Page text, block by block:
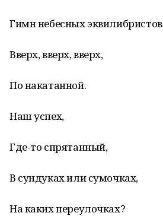
Гимн небесных эквилибристов
Вверх, вверх, вверх,
По накатанной.
Наш успех,
Где-то спрятанный,
В сундуках или сумочках,
На каких переулочках?